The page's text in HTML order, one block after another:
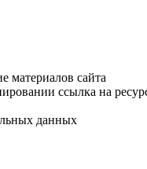
материалов сайта
ссылка на
данных